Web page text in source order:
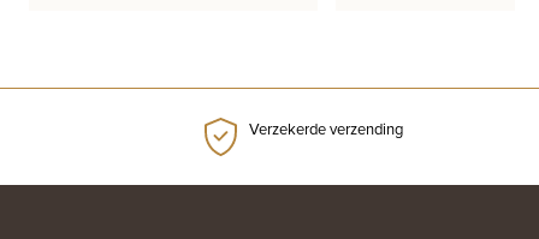
Verzekerde verzending